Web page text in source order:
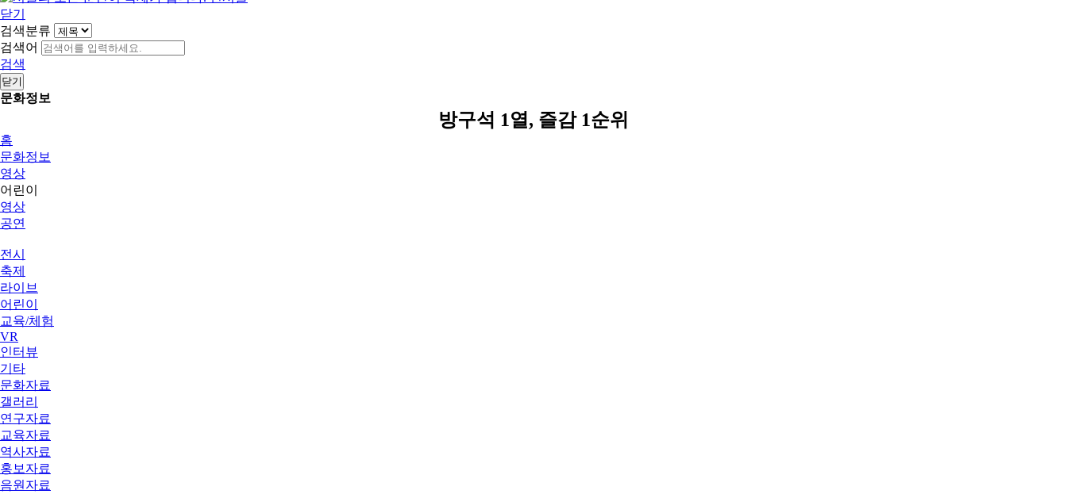
닫기
검색분류
검색어
검색
닫기
문화정보
방구석 1열, 즐감 1순위
홈
문화정보
영상
어린이
영상
공연
전시
축제
라이브
어린이
교육/체험
VR
인터뷰
기타
문화자료
갤러리
연구자료
교육자료
역사자료
홍보자료
음원자료